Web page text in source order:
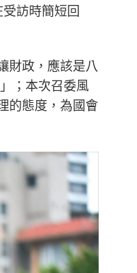
訪時簡短回
財政，應該是八
；本次召委風
的態度，為國會